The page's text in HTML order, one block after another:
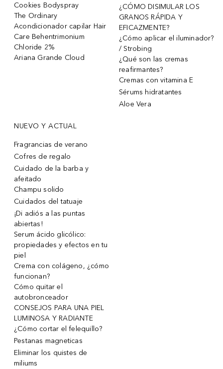
Cookies Bodyspray
The Ordinary
Acondicionador capilar Hair
Care Behentrimonium
Chloride 2%
Ariana Grande Cloud
¿CÓMO DISIMULAR LOS
GRANOS RÁPIDA Y
EFICAZMENTE?
¿Cómo aplicar el iluminador?
/ Strobing
¿Qué son las cremas
reafirmantes?
Cremas con vitamina E
Sérums hidratantes
Aloe Vera
NUEVO Y ACTUAL
Fragrancias de verano
Cofres de regalo
Cuidado de la barba y
afeitado
Champu solido
Cuidados del tatuaje
¡Di adiós a las puntas
abiertas!
Serum ácido glicólico:
propiedades y efectos en tu
piel
Crema con colágeno, ¿cómo
funcionan?
Cómo quitar el
autobronceador
CONSEJOS PARA UNA PIEL
LUMINOSA Y RADIANTE
¿Cómo cortar el felequillo?
Pestanas magneticas
Eliminar los quistes de
miliums